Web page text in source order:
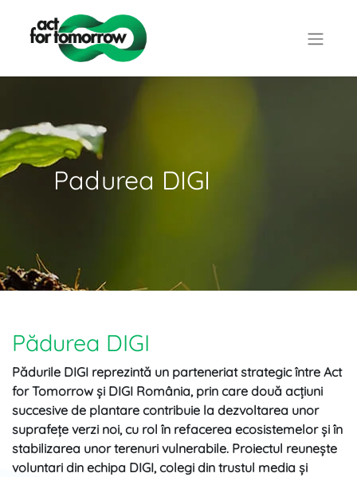
Padurea DIGI
Pădurea DIGI
Pădurile DIGI reprezintă un parteneriat strategic între Act
for Tomorrow și DIGI România, prin care două acțiuni
succesive de plantare contribuie la dezvoltarea unor
suprafețe verzi noi, cu rol în refacerea ecosistemelor și în
stabilizarea unor terenuri vulnerabile. Proiectul reunește
voluntari din echipa DIGI, colegi din trustul media și